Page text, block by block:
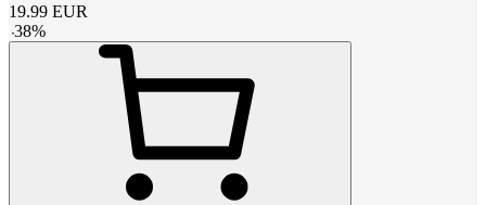
19.99 EUR
-38%